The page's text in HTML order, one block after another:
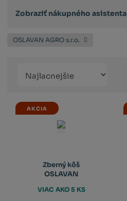
Zobraziť nákupného asistenta
OSLAVAN AGRO s.r.o.
produktů
AKCIA
Zberný kôš
OSLAVAN
VIAC AKO 5 KS